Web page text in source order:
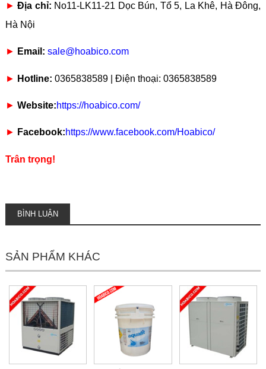
►Địa chỉ: No11-LK11-21 Dọc Bún, Tổ 5, La Khê, Hà Đông,
Hà Nội
► Email: sale@hoabico.com
► Hotline: 0365838589 | Điện thoại: 0365838589
► Website:https://hoabico.com/
► Facebook:https://www.facebook.com/Hoabico/
Trân trọng!
BÌNH LUẬN
SẢN PHẨM KHÁC